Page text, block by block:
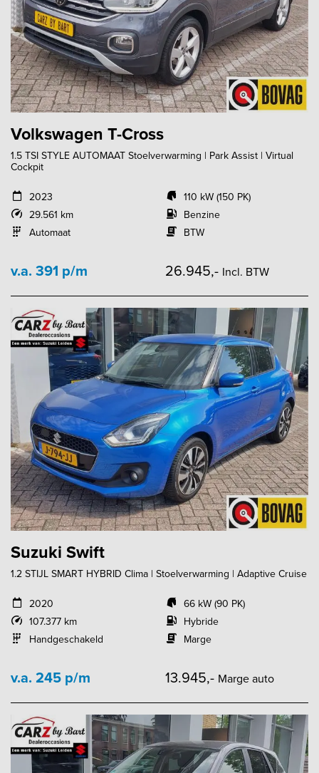
Volkswagen T-Cross
1.5 TSI STYLE AUTOMAAT Stoelverwarming | Park Assist | Virtual
Cockpit
2023
29.561 km
Automaat
110 kW (150 PK)
Benzine
BTW
v.a. 391 p/m 26.945,- Incl. BTW
Suzuki Swift
1.2 STIJL SMART HYBRID Clima | Stoelverwarming | Adaptive Cruise
2020
107.377 km
Handgeschakeld
66 kW (90 PK)
Hybride
Marge
v.a. 245 p/m 13.945,- Marge auto